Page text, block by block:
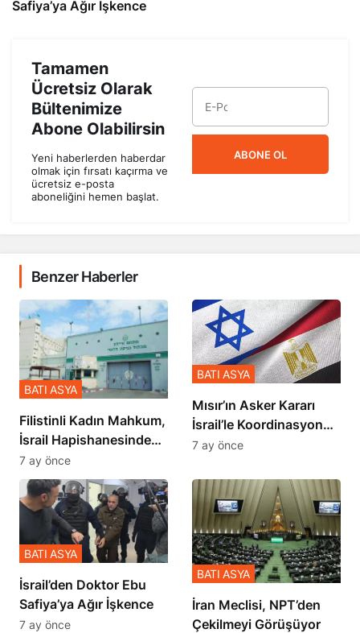
Safiya’ya Ağır İşkence
Tamamen
Ücretsiz Olarak
Bültenimize
Abone Olabilirsin
Yeni haberlerden haberdar
olmak için fırsatı kaçırma ve
ücretsiz e-posta
aboneliğini hemen başlat.
ABONE OL
Benzer Haberler
Filistinli Kadın Mahkum,
İsrail Hapishanesindeki
Zulmü Anlattı
BATI ASYA
7 ay önce
Mısır’ın Asker Kararı
İsrail’le Koordinasyon
İçinde Gerçekleşmiş
BATI ASYA
7 ay önce
İsrail’den Doktor Ebu
Safiya’ya Ağır İşkence
BATI ASYA
7 ay önce
İran Meclisi, NPT’den
Çekilmeyi Görüşüyor
BATI ASYA